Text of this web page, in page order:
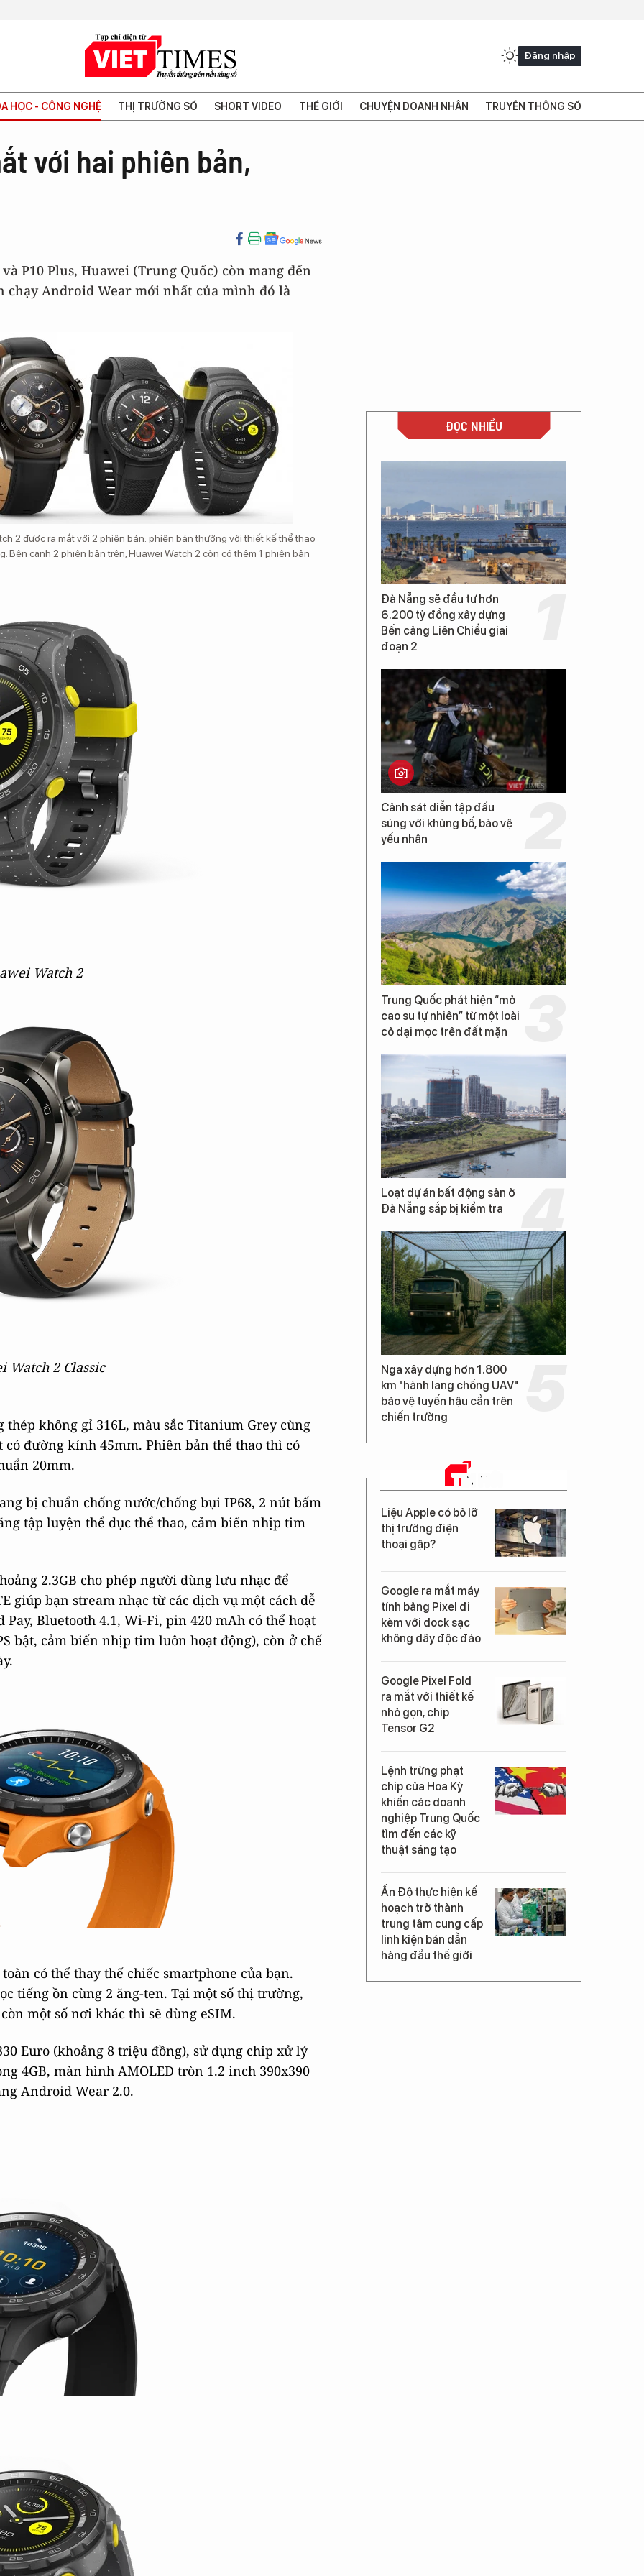
Đăng nhập
HỌC - CÔNG NGHỆ THỊ TRƯỜNG SỐ SHORT VIDEO THẾ GIỚI CHUYỆN DOANH NHÂN TRUYỀN THÔNG SỐ
với hai phiên bản,
P10 Plus, Huawei (Trung Quốc) còn mang đến
chạy Android Wear mới nhất của mình đó là
2 được ra mắt với 2 phiên bản: phiên bản thường với thiết kế thể thao
cạnh 2 phiên bản trên, Huawei Watch 2 còn có thêm 1 phiên bản
Watch 2
Watch 2 Classic
không gỉ 316L, màu sắc Titanium Grey cùng
đường kính 45mm. Phiên bản thể thao thì có
20mm.
bị chuẩn chống nước/chống bụi IP68, 2 nút bấm
tập luyện thể dục thể thao, cảm biến nhịp tim
2.3GB cho phép người dùng lưu nhạc để
giúp bạn stream nhạc từ các dịch vụ một cách dễ
Bluetooth 4.1, Wi-Fi, pin 420 mAh có thể hoạt
bật, cảm biến nhịp tim luôn hoạt động), còn ở chế
có thể thay thế chiếc smartphone của bạn.
tiếng ồn cùng 2 ăng-ten. Tại một số thị trường,
một số nơi khác thì sẽ dùng eSIM.
Euro (khoảng 8 triệu đồng), sử dụng chip xử lý
4GB, màn hình AMOLED tròn 1.2 inch 390x390
Android Wear 2.0.
ĐỌC NHIỀU
Đà Nẵng sẽ đầu tư hơn
6.200 tỷ đồng xây dựng
Bến cảng Liên Chiểu giai
đoạn 2
Cảnh sát diễn tập đấu
súng với khủng bố, bảo vệ
yếu nhân
Trung Quốc phát hiện “mỏ
cao su tự nhiên” từ một loài
cỏ dại mọc trên đất mặn
Loạt dự án bất động sản ở
Đà Nẵng sắp bị kiểm tra
Nga xây dựng hơn 1.800
km "hành lang chống UAV"
bảo vệ tuyến hậu cần trên
chiến trường
TIN MỚI
Liệu Apple có bỏ lỡ
thị trường điện
thoại gập?
Google ra mắt máy
tính bảng Pixel đi
kèm với dock sạc
không dây độc đáo
Google Pixel Fold
ra mắt với thiết kế
nhỏ gọn, chip
Tensor G2
Lệnh trừng phạt
chip của Hoa Kỳ
khiến các doanh
nghiệp Trung Quốc
tìm đến các kỹ
thuật sáng tạo
Ấn Độ thực hiện kế
hoạch trở thành
trung tâm cung cấp
linh kiện bán dẫn
hàng đầu thế giới